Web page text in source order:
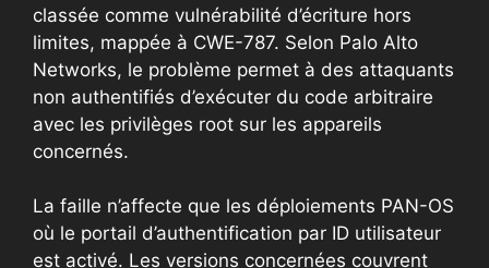
classée comme vulnérabilité d’écriture hors
limites, mappée à CWE-787. Selon Palo Alto
Networks, le problème permet à des attaquants
non authentifiés d’exécuter du code arbitraire
avec les privilèges root sur les appareils
concernés.
La faille n’affecte que les déploiements PAN-OS
où le portail d’authentification par ID utilisateur
est activé. Les versions concernées couvrent